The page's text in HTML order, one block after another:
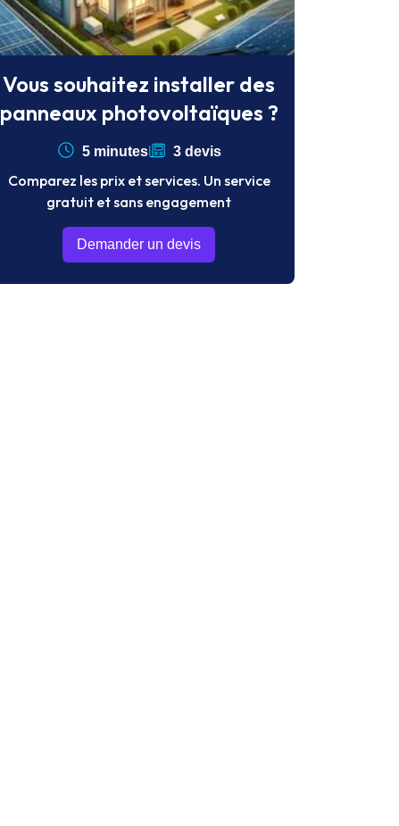
Vous souhaitez installer des
panneaux photovoltaïques ?
5 minutes 3 devis
Comparez les prix et services. Un service
gratuit et sans engagement
Demander un devis